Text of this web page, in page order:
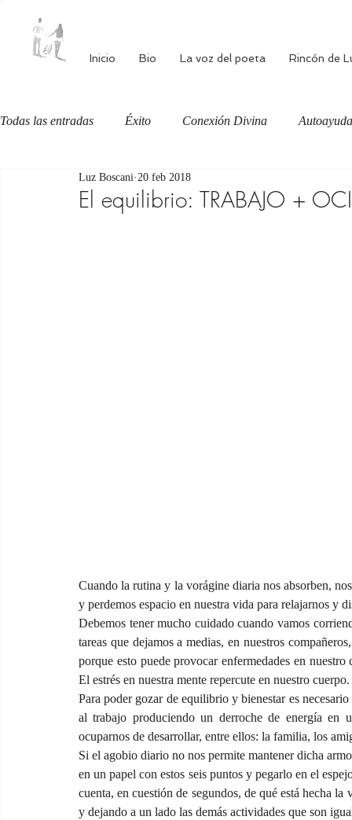
Inicio Bio La voz del poeta Rincón de
Todas las entradas Éxito Conexión Divina Autoayuda
Autoestima Alimentación consciente
El equilibrio: TRABAJO +
Luz Boscani 20 feb 2018
Cuando la rutina y la vorágine diaria nos absorben,
y perdemos espacio en nuestra vida para relajarnos y
Debemos tener mucho cuidado cuando vamos
tareas que dejamos a medias, en nuestros
porque esto puede provocar enfermedades en
El estrés en nuestra mente repercute en nuestro cuerpo.
Para poder gozar de equilibrio y bienestar es
al trabajo produciendo un derroche de energía en
ocuparnos de desarrollar, entre ellos: la familia, los
Si el agobio diario no nos permite mantener dicha
en un papel con estos seis puntos y pegarlo en el
cuenta, en cuestión de segundos, de qué está hecha
y dejando a un lado las demás actividades que son